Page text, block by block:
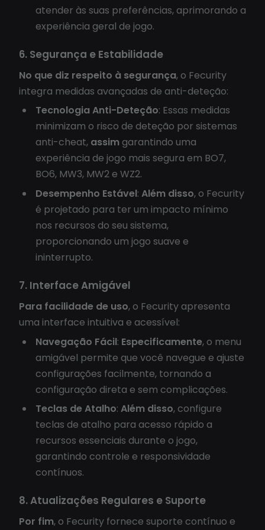
atender às suas preferências, aprimorando a
experiência geral de jogo.
6. Segurança e Estabilidade
No que diz respeito à segurança, o Fecurity
integra medidas avançadas de anti-deteção:
Tecnologia Anti-Deteção: Essas medidas
minimizam o risco de deteção por sistemas
anti-cheat, assimgarantindo uma
experiência de jogo mais segura em BO7,
BO6, MW3, MW2 e WZ2.
Desempenho Estável: Além disso, o Fecurity
é projetado para ter um impacto mínimo
nos recursos do seu sistema,
proporcionando um jogo suave e
ininterrupto.
7. Interface Amigável
Para facilidade de uso, o Fecurity apresenta
uma interface intuitiva e acessível:
Navegação Fácil: Especificamente, o menu
amigável permite que você navegue e ajuste
configurações facilmente, tornando a
configuração direta e sem complicações.
Teclas de Atalho: Além disso, configure
teclas de atalho para acesso rápido a
recursos essenciais durante o jogo,
garantindo controle e responsividade
contínuos.
8. Atualizações Regulares e Suporte
Por fim, o Fecurity fornece suporte contínuo e